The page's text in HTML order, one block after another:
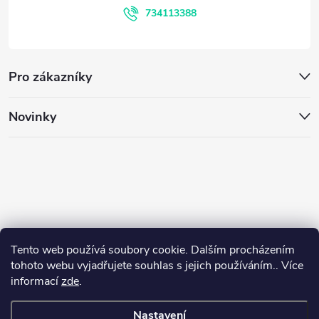
Tento web používá soubory cookie. Dalším procházením
tohoto webu vyjadřujete souhlas s jejich používáním.. Více
informacízde.
Nastavení
s
u
Pro zákazníky
Novinky
734113388